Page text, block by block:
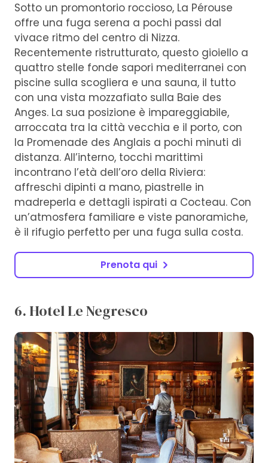
Sotto un promontorio roccioso, La Pérouse
offre una fuga serena a pochi passi dal
vivace ritmo del centro di Nizza.
Recentemente ristrutturato, questo gioiello a
quattro stelle fonde sapori mediterranei con
piscine sulla scogliera e una sauna, il tutto
con una vista mozzafiato sulla Baie des
Anges. La sua posizione è impareggiabile,
arroccata tra la città vecchia e il porto, con
la Promenade des Anglais a pochi minuti di
distanza. All’interno, tocchi marittimi
incontrano l’età dell’oro della Riviera:
affreschi dipinti a mano, piastrelle in
madreperla e dettagli ispirati a Cocteau. Con
un’atmosfera familiare e viste panoramiche,
è il rifugio perfetto per una fuga sulla costa.
Prenota qui
6. Hotel Le Negresco